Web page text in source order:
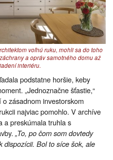
voľnú ruku, mohli sa do toho
a opráv samotného domu až
interiéru.
podstatne horšie, keby
„Jednoznačne šťastie,“
zásadnom investorskom
najviac pomohlo. V archíve
a preskúmala truhla s
„To, po čom som dovtedy
dispozícii. Bol to síce šok, ale